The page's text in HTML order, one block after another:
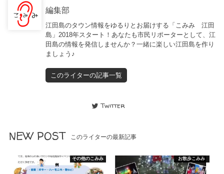
編集部
江田島のタウン情報をゆるりとお届けする「こみみ 江田
島」2018年スタート！あなたも市民リポーターとして、江
田島の情報を発信しませんか？一緒に楽しい江田島を作り
ましょう♪
このライターの記事一覧
Twitter
NEW POST このライターの最新記事
その他のこみみ お散歩こみみ